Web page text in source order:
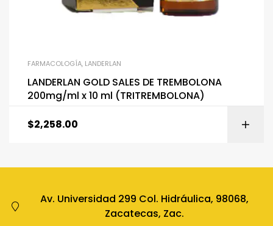
FARMACOLOGÍA, LANDERLAN
LANDERLAN GOLD SALES DE TREMBOLONA
200mg/ml x 10 ml (TRITREMBOLONA)
$2,258.00
Av. Universidad 299 Col. Hidráulica, 98068,
Zacatecas, Zac.